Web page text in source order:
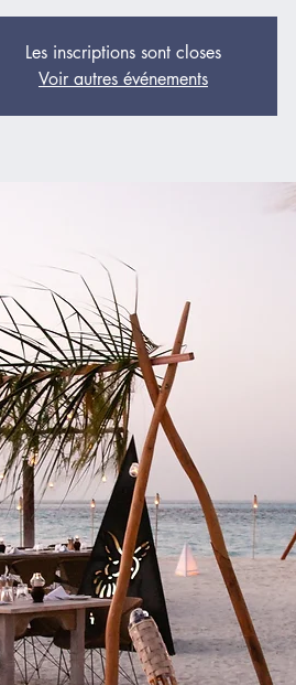
Les inscriptions sont closes
Voir autres événements